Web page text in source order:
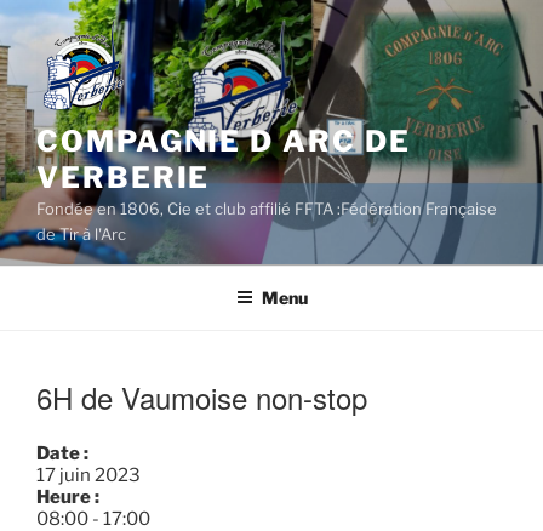
Aller
au
contenu
principal
COMPAGNIE D ARC DE
VERBERIE
Fondée en 1806, Cie et club affilié FFTA :Fédération Française
de Tir à l'Arc
Menu
6H de Vaumoise non-stop
Date :
17 juin 2023
Heure :
08:00 - 17:00